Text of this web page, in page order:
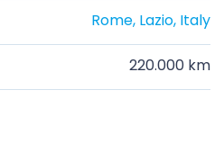
Rome, Lazio, Italy
220.000 km